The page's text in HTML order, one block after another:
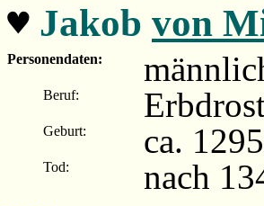
♥ Jakob von
Personendaten:
Beruf:
Geburt: ca. 1295
Tod: nach